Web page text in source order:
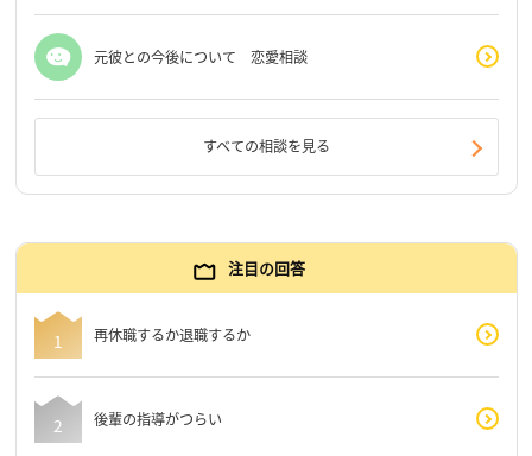
元彼との今後について 恋愛相談
すべての相談を見る
注目の回答
再休職するか退職するか
後輩の指導がつらい